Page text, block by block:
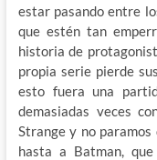
estar pasando entre
que estén tan
historia de
propia serie pierde
esto fuera una
demasiadas veces
Strange y no
hasta a Batman,